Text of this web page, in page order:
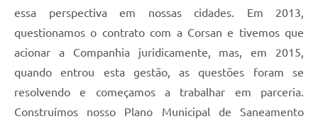
essa perspectiva em nossas cidades. Em 2013,
questionamos o contrato com a Corsan e tivemos que
acionar a Companhia juridicamente, mas, em 2015,
quando entrou esta gestão, as questões foram se
resolvendo e começamos a trabalhar em parceria.
Construímos nosso Plano Municipal de Saneamento